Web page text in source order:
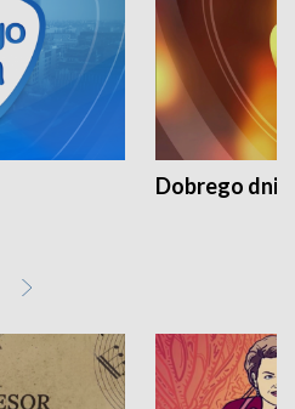
Dobrego dnia